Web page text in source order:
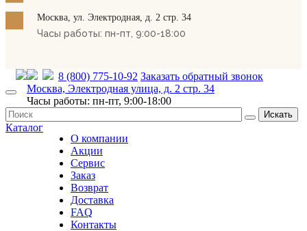
Москва, ул. Электродная, д. 2 стр. 34
Часы работы: пн-пт, 9:00-18:00
8 (800) 775-10-92 Заказать обратный звонок
Москва, Электродная улица, д. 2 стр. 34
Часы работы: пн-пт, 9:00-18:00
Искать
Каталог
О компании
Акции
Сервис
Заказ
Возврат
Доставка
FAQ
Контакты